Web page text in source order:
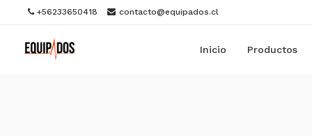
+56233650418 contacto@equipados.cl
Inicio Productos